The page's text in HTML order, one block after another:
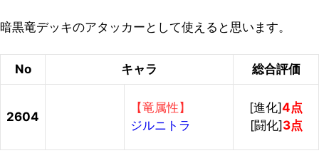
暗黒竜デッキのアタッカーとして使えると思います。
No キャラ 総合評価
2604
【竜属性】
ジルニトラ
[進化]4点
[闘化] 3点